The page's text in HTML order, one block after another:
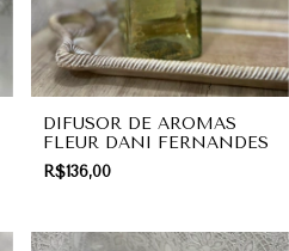
DIFUSOR DE AROMAS
FLEUR DANI FERNANDES
R$136,00